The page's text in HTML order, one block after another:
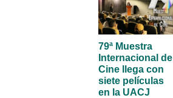
79ª Muestra
Internacional de
Cine llega con
siete películas
en la UACJ